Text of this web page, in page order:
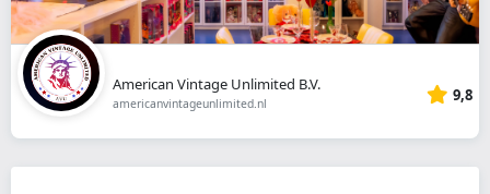
American Vintage Unlimited B.V.
americanvintageunlimited.nl 9,8